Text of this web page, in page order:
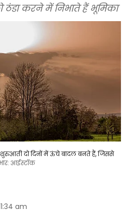
करने में निभाते हैं भूमिका
दो दिनों में ऊंचे बादल बनते हैं, जिससे
आईस्टॉक
am